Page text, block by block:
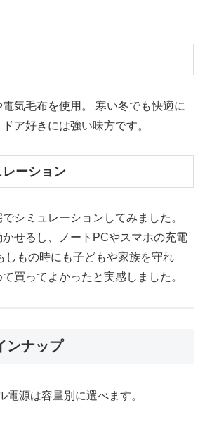
気毛布を使用。 寒い冬でも快適に
ア好きには強い味方です。
ーション
シミュレーションしてみました。
せるし、ノートPCやスマホの充電
しもの時にも子どもや家族を守れ
買ってよかったと実感しました。
ンナップ
電源は容量別に選べます。